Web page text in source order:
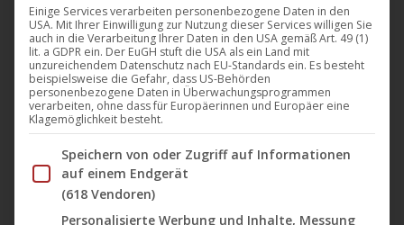
Statement, das klassische Trance- und Techno-Wurzeln
mit modernem Sound verbindet. Die EP, auf dem
legendären deutschen LabelTime Unlimitederschienen,
ist eine Hommage an die goldene Ära der späten 90er-
Ravekultur – und gleichzeitig ein aktuelles Stück Clubmusik,
das heutigen Floors mit analogem Drive und futuristischer
Energie Kraft verleiht.
Roughagepräsentiert drei Tracks, diedüstere Spannung,
Einige Services verarbeiten personenbezogene Daten in den
USA. Mit Ihrer Einwilligung zur Nutzung dieser Services willigen Sie
auch in die Verarbeitung Ihrer Daten in den USA gemäß Art. 49 (1)
lit. a GDPR ein. Der EuGH stuft die USA als ein Land mit
unzureichendem Datenschutz nach EU-Standards ein. Es besteht
beispielsweise die Gefahr, dass US-Behörden
personenbezogene Daten in Überwachungsprogrammen
verarbeiten, ohne dass für Europäerinnen und Europäer eine
Klagemöglichkeit besteht.
Im Folgenden finden Sie eine Liste der Zwecke des IAB
Speichern von oder Zugriff auf Informationen
auf einem Endgerät
(618 Vendoren)
Personalisierte Werbung und Inhalte, Messung